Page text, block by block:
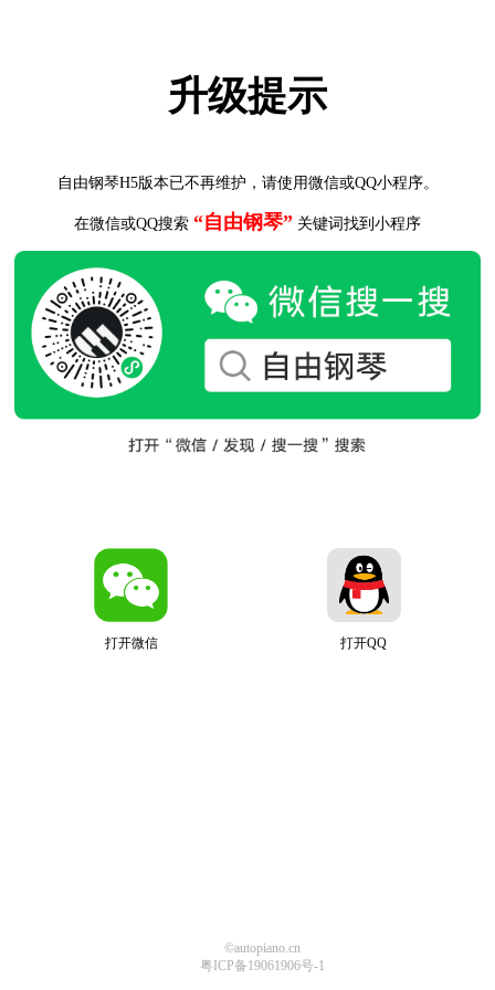
升级提示
自由钢琴H5版本已不再维护，请使用微信或QQ小程序。
在微信或QQ搜索 “自由钢琴” 关键词找到小程序
打开微信 打开QQ
©autopiano.cn
粤ICP备19061906号-1